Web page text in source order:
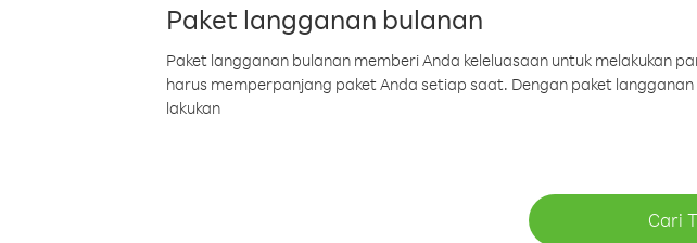
Paket langganan bulanan
Paket langganan bulanan memberi Anda keleluasaan untuk melakukan
harus memperpanjang paket Anda setiap saat. Dengan paket
lakukan
Cari